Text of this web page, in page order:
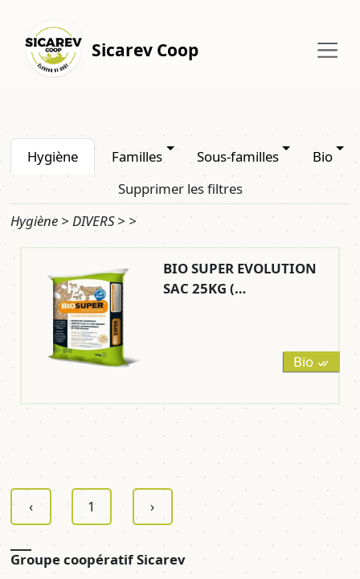
Sicarev Coop
Hygiène Familles Sous-familles
Bio
Supprimer les filtres
Hygiène > DIVERS > >
Bio
BIO SUPER EVOLUTION
SAC 25KG (…
‹ 1 ›
Groupe coopératif Sicarev